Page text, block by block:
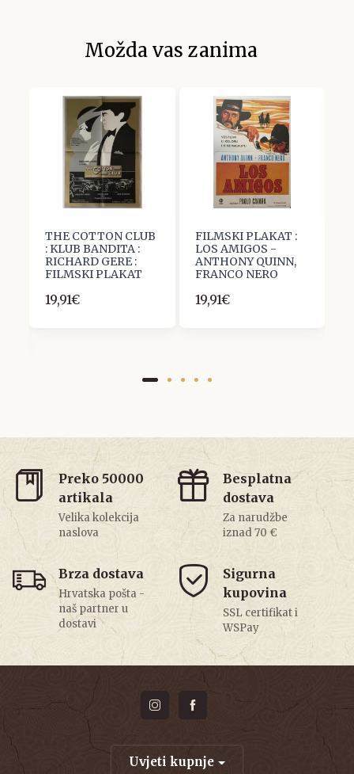
Možda vas zanima
THE COTTON CLUB
: KLUB BANDITA :
RICHARD GERE :
FILMSKI PLAKAT
19,91€
FILMSKI PLAKAT :
LOS AMIGOS -
ANTHONY QUINN,
FRANCO NERO
19,91€
Preko 50000
artikala
Velika kolekcija
naslova
Besplatna
dostava
Za narudžbe
iznad 70 €
Brza dostava
Hrvatska pošta -
naš partner u
dostavi
Sigurna
kupovina
SSL certifikat i
WSPay
Uvjeti kupnje